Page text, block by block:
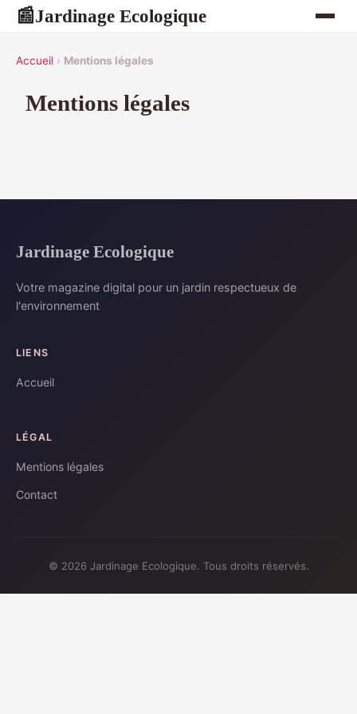
📰Jardinage Ecologique
Accueil › Mentions légales
Mentions légales
Jardinage Ecologique
Votre magazine digital pour un jardin respectueux de
l'environnement
LIENS
Accueil
LÉGAL
Mentions légales
Contact
© 2026 Jardinage Ecologique. Tous droits réservés.